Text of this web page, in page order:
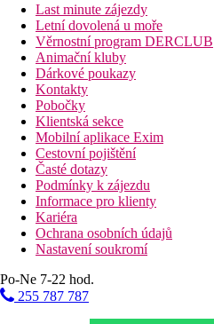
Last minute zájezdy
Letní dovolená u moře
Věrnostní program DERCLUB
Animační kluby
Dárkové poukazy
Kontakty
Pobočky
Klientská sekce
Mobilní aplikace Exim
Cestovní pojištění
Časté dotazy
Podmínky k zájezdu
Informace pro klienty
Kariéra
Ochrana osobních údajů
Nastavení soukromí
Po-Ne 7-22 hod.
255 787 787